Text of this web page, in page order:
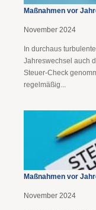
Maßnahmen vor
November 2024
In durchaus
Jahreswechsel auch
Steuer-Check
regelmäßig...
Maßnahmen vor
November 2024